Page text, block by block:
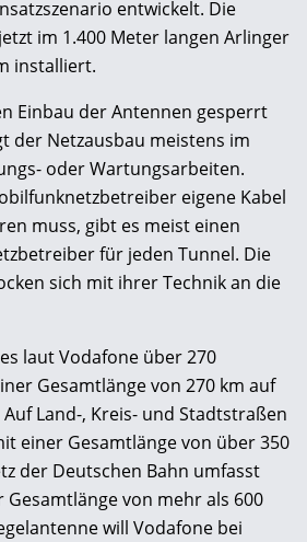
entwickelt. Die
im 1.400 Meter langen Arlinger
installiert.
Einbau der Antennen gesperrt
der Netzausbau meistens im
oder Wartungsarbeiten.
eigene Kabel
muss, gibt es meist einen
für jeden Tunnel. Die
sich mit ihrer Technik an die
laut Vodafone über 270
Gesamtlänge von 270 km auf
Land-, Kreis- und Stadtstraßen
einer Gesamtlänge von über 350
der Deutschen Bahn umfasst
von mehr als 600
will Vodafone bei